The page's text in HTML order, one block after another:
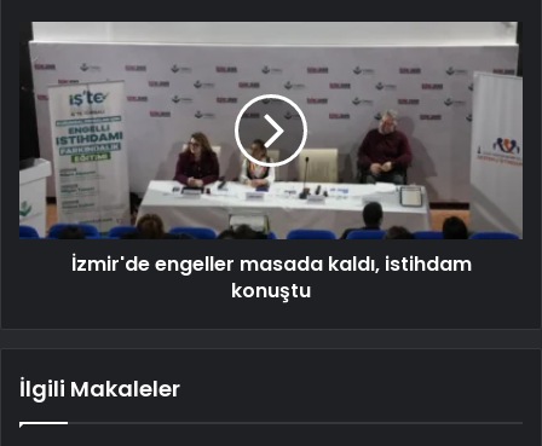
İzmir'de engeller masada kaldı, istihdam
konuştu
İlgili Makaleler